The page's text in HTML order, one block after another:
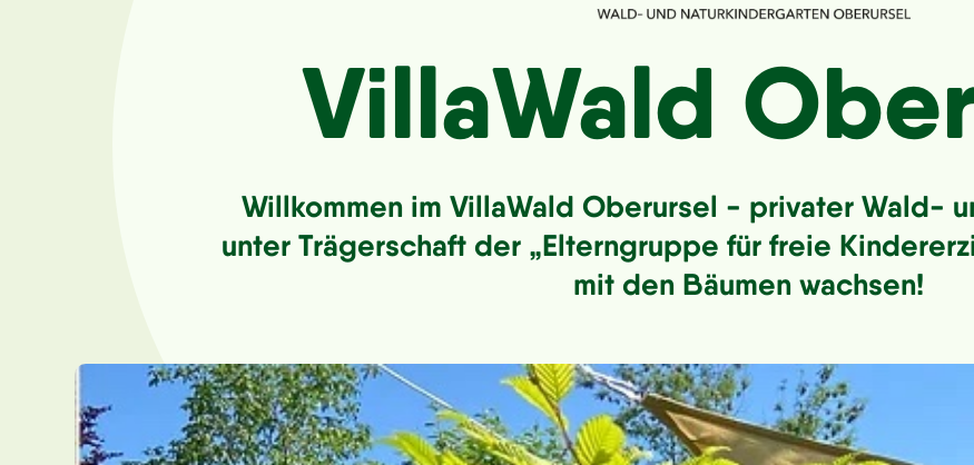
VillaWald
Willkommen im VillaWald Oberursel - privater Wald-
unter Trägerschaft der „Elterngruppe für freie
mit den Bäumen wachsen!